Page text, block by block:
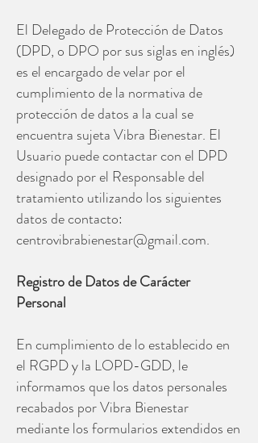
El Delegado de Protección de Datos
(DPD, o DPO por sus siglas en inglés)
es el encargado de velar por el
cumplimiento de la normativa de
protección de datos a la cual se
encuentra sujeta Vibra Bienestar. El
Usuario puede contactar con el DPD
designado por el Responsable del
tratamiento utilizando los siguientes
datos de contacto:
centrovibrabienestar@gmail.com.
Registro de Datos de Carácter
Personal
En cumplimiento de lo establecido en
el RGPD y la LOPD-GDD, le
informamos que los datos personales
recabados por Vibra Bienestar
mediante los formularios extendidos en